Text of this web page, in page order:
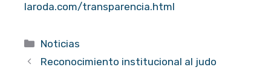
laroda.com/transparencia.html
Categorías
Noticias
Reconocimiento institucional al judo